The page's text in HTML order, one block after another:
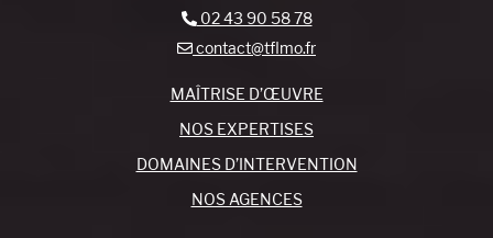
02 43 90 58 78
contact@tflmo.fr
MAÎTRISE D’ŒUVRE
NOS EXPERTISES
DOMAINES D’INTERVENTION
NOS AGENCES